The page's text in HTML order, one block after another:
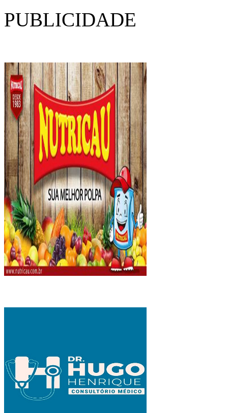
PUBLICIDADE